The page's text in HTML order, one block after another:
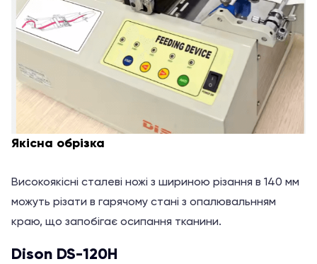
Якісна обрізка
Високоякісні сталеві ножі з шириною різання в 140 мм
можуть різати в гарячому стані з опалювальнням
краю, що запобігає осипання тканини.
Dison DS-120H